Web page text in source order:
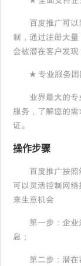
百度推广可以
制，通过注册大
会被潜在客户发现
★ 专业服务团
业界最大的专
服务，了解您的
证。
操作步骤
百度推广按照
可以灵活控制网
来生意机会
第一步：企业
息；
第二步：潜在